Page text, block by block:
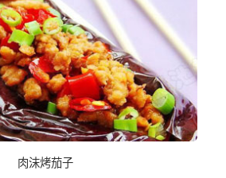
肉沫烤茄子